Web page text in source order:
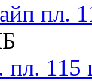
пл.
пл.